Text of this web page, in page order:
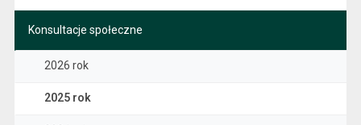
Konsultacje społeczne
2026 rok
2025 rok